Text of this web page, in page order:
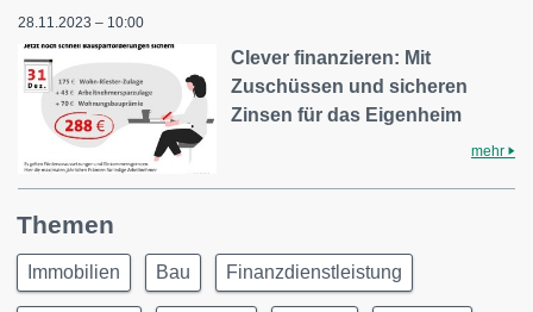
28.11.2023 – 10:00
Clever finanzieren: Mit
Zuschüssen und sicheren
Zinsen für das Eigenheim
mehr
Themen
Immobilien Bau Finanzdienstleistung